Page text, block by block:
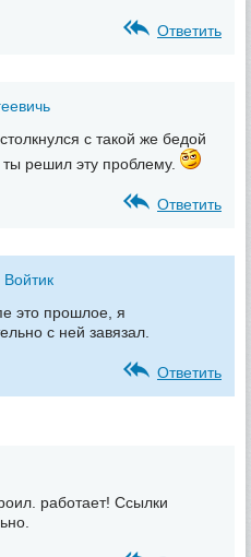
Ответить
с такой же бедой
ты решил эту проблему.
Ответить
это прошлое, я
с ней завязал.
Ответить
работает! Ссылки